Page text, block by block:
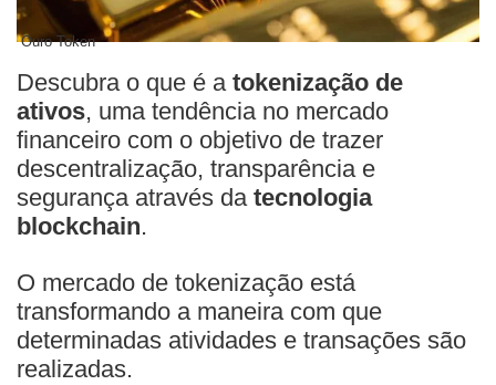
Ouro Token
Descubra o que é a tokenização de
ativos, uma tendência no mercado
financeiro com o objetivo de trazer
descentralização, transparência e
segurança através da tecnologia
blockchain.
O mercado de tokenização está
transformando a maneira com que
determinadas atividades e transações são
realizadas.